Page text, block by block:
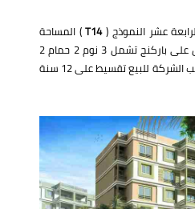
عشر النموذج (T14) المساحة
شرقي و بحري تطل على باركنج تشمل 3 نوم 2 حمام 2
بلكونة بالطابق الخامس تشطيب الشركة للبيع تقسيط على 12 سنة